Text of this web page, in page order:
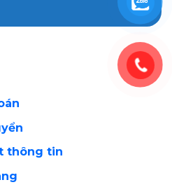
thông tin